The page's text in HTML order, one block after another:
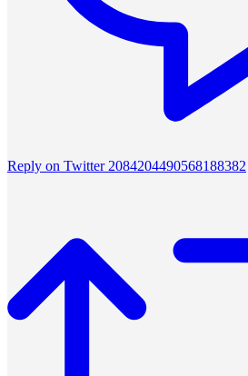
Reply on Twitter 2084204490568188382